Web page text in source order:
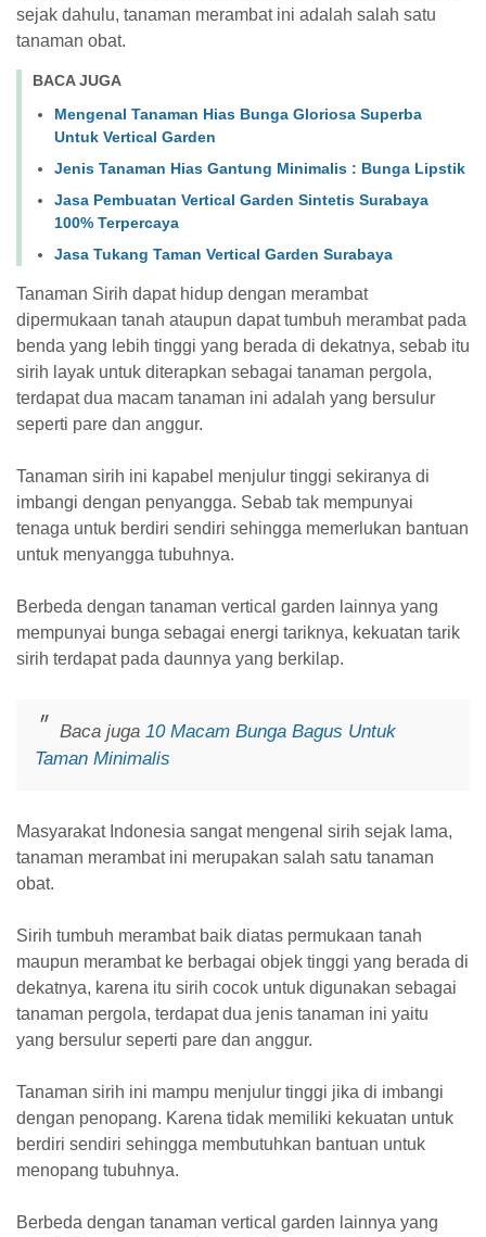
sejak dahulu, tanaman merambat ini adalah salah satu
tanaman obat.
BACA JUGA
Mengenal Tanaman Hias Bunga Gloriosa Superba
Untuk Vertical Garden
Jenis Tanaman Hias Gantung Minimalis : Bunga Lipstik
Jasa Pembuatan Vertical Garden Sintetis Surabaya
100% Terpercaya
Jasa Tukang Taman Vertical Garden Surabaya
Tanaman Sirih dapat hidup dengan merambat
dipermukaan tanah ataupun dapat tumbuh merambat pada
benda yang lebih tinggi yang berada di dekatnya, sebab itu
sirih layak untuk diterapkan sebagai tanaman pergola,
terdapat dua macam tanaman ini adalah yang bersulur
seperti pare dan anggur.
Tanaman sirih ini kapabel menjulur tinggi sekiranya di
imbangi dengan penyangga. Sebab tak mempunyai
tenaga untuk berdiri sendiri sehingga memerlukan bantuan
untuk menyangga tubuhnya.
Berbeda dengan tanaman vertical garden lainnya yang
mempunyai bunga sebagai energi tariknya, kekuatan tarik
sirih terdapat pada daunnya yang berkilap.
Baca juga 10 Macam Bunga Bagus Untuk
Taman Minimalis
Masyarakat Indonesia sangat mengenal sirih sejak lama,
tanaman merambat ini merupakan salah satu tanaman
obat.
Sirih tumbuh merambat baik diatas permukaan tanah
maupun merambat ke berbagai objek tinggi yang berada di
dekatnya, karena itu sirih cocok untuk digunakan sebagai
tanaman pergola, terdapat dua jenis tanaman ini yaitu
yang bersulur seperti pare dan anggur.
Tanaman sirih ini mampu menjulur tinggi jika di imbangi
dengan penopang. Karena tidak memiliki kekuatan untuk
berdiri sendiri sehingga membutuhkan bantuan untuk
menopang tubuhnya.
Berbeda dengan tanaman vertical garden lainnya yang